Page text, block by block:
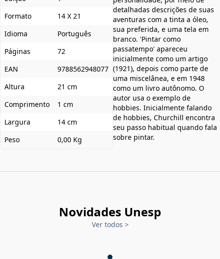
Formato
14 X 21
Idioma
Português
Páginas
72
EAN
9788562948077
Altura
21 cm
Comprimento
1 cm
Largura
14 cm
Peso
0,00 Kg
detalhadas descrições de suas
aventuras com a tinta a óleo,
sua preferida, e uma tela em
branco. 'Pintar como
passatempo' apareceu
inicialmente como um artigo
(1921), depois como parte de
uma miscelânea, e em 1948
como um livro autônomo. O
autor usa o exemplo de
hobbies. Inicialmente falando
de hobbies, Churchill encontra
seu passo habitual quando fala
sobre pintar.
Novidades Unesp
Ver todos >